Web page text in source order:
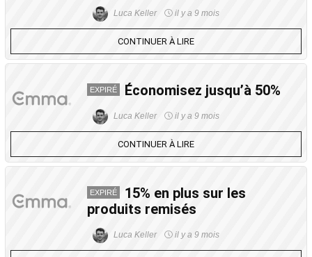
Luca Keller il y a 9 mois
CONTINUER À LIRE
EXPIRÉ Économisez jusqu’à 50%
Luca Keller il y a 9 mois
CONTINUER À LIRE
EXPIRÉ
15% en plus sur les
produits remisés
Luca Keller il y a 9 mois